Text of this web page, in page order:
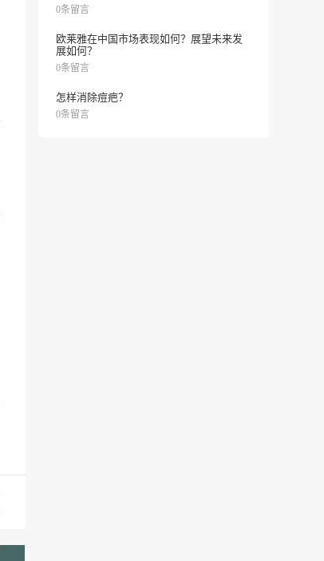
0条留言
欧莱雅在中国市场表现如何？展望未来发
展如何？
0条留言
怎样消除痘疤？
0条留言